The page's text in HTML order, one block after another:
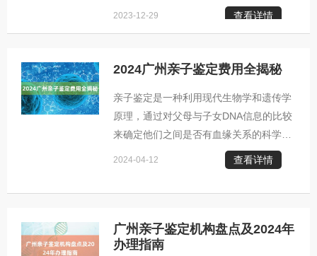
址：广州市海珠区新港西路105号 3.
规亲子鉴定中心便是您的不二之选。如果
服务的朋友们关心的问题。接下来，我将
鉴定的机构，既有官方的司法鉴定中心，
也有私有的第三方生物基因公司。只要具
备相应资质，任何这类机构均可提供服
务。若需办理与法律相关的如上户口、补
定，应前往司法鉴定中心；
2023-12-29 查看详情
2024广州亲子鉴定费用全揭秘
亲子鉴定是一种利用现代生物学和遗传学
原理，通过对父母与子女DNA信息的比较
来确定他们之间是否有血缘关系的科学方
法。在广州，这项技术在司法诉讼、户籍
管理、遗产继承等多个方面都有广泛应
息和价格： 1. 广州个人隐私亲子鉴定： -
父子二联鉴定费用：2000元； - 父母子三
2024-04-12 查看详情
广州亲子鉴定机构盘点及2024年
办理指南